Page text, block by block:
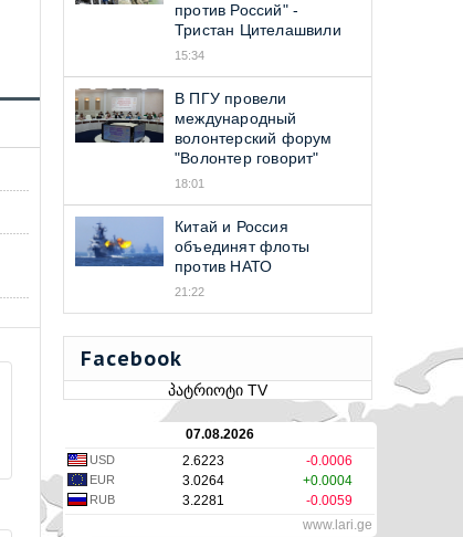
против Россий" -
Тристан Цителашвили
15:34
В ПГУ провели
международный
волонтерский форум
"Волонтер говорит"
18:01
Китай и Россия
объединят флоты
против НАТО
21:22
Facebook
პატრიოტი TV
07.08.2026
USD 2.6223 -0.0006
EUR 3.0264 +0.0004
RUB 3.2281
-0.0059
www.lari.ge